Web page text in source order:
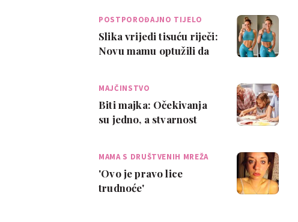
POSTPOROĐAJNO TIJELO
Slika vrijedi tisuću riječi:
Novu mamu optužili da
MAJČINSTVO
Biti majka: Očekivanja
su jedno, a stvarnost
MAMA S DRUŠTVENIH MREŽA
'Ovo je pravo lice
trudnoće'